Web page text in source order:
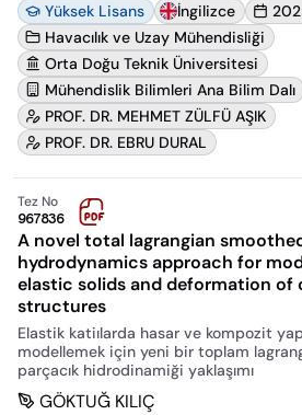
Yüksek Lisans İngilizce
Havacılık ve Uzay Mühendisliği
Orta Doğu Teknik Üniversitesi
Mühendislik Bilimleri Ana Bilim Dalı
PROF. DR. MEHMET ZÜLFÜ AŞIK
PROF. DR. EBRU DURAL
Tez No
967836
A novel total lagrangian
hydrodynamics approach for
elastic solids and deformation of
structures
Elastik katiılarda hasar ve kompozit
modellemek için yeni bir toplam
parçacık hidrodinamiği yaklaşımı
GÖKTUĞ KILIÇ